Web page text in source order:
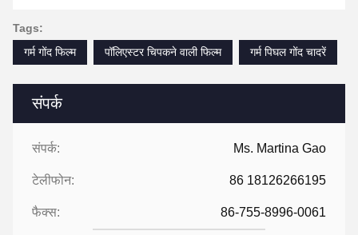
संपर्क
संपर्क: Ms. Martina Gao
टेलीफोन: 86 18126266195
फैक्स: 86-755-8996-0061
Tags:
गर्म गोंद फिल्म
पॉलिएस्टर चिपकने वाली फिल्म गर्म पिघल गोंद चादरें